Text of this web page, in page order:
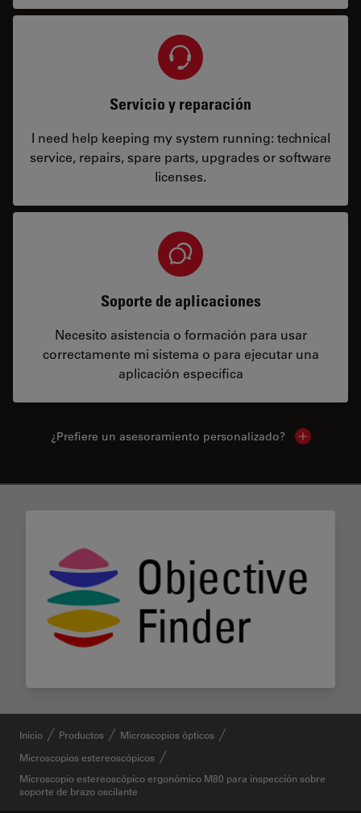
Servicio y reparación
I need help keeping my system running: technical
service, repairs, spare parts, upgrades or software
licenses.
Soporte de aplicaciones
Necesito asistencia o formación para usar
correctamente mi sistema o para ejecutar una
aplicación específica
¿Prefiere un asesoramiento personalizado? Show local
Inicio Productos
Microscopios ópticos
Microscopios estereoscópicos
Microscopio estereoscópico ergonómico M80 para inspección sobre
soporte de brazo oscilante